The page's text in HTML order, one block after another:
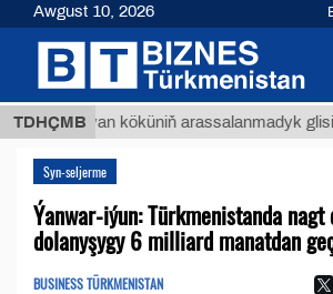
TDHÇMB
Buýan köküniň arassalanmadyk glisirrizin
Syn-seljerme
Ýanwar-iýun: Türkmenistanda nagt
dolanyşygy 6 milliard manatdan
BUSINESS TÜRKMENISTAN
Awgust 10, 2026